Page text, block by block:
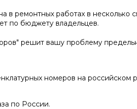
в ремонтных работах в
по бюджету владельцев.
решит вашу проблему
номеров на российском
по России.